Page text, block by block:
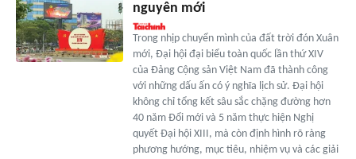
nguyên mới
Trong nhịp chuyển mình của đất trời đón Xuân
mới, Đại hội đại biểu toàn quốc lần thứ XIV
của Đảng Cộng sản Việt Nam đã thành công
với những dấu ấn có ý nghĩa lịch sử. Đại hội
không chỉ tổng kết sâu sắc chặng đường hơn
40 năm Đổi mới và 5 năm thực hiện Nghị
quyết Đại hội XIII, mà còn định hình rõ ràng
phương hướng, mục tiêu, nhiệm vụ và các giải